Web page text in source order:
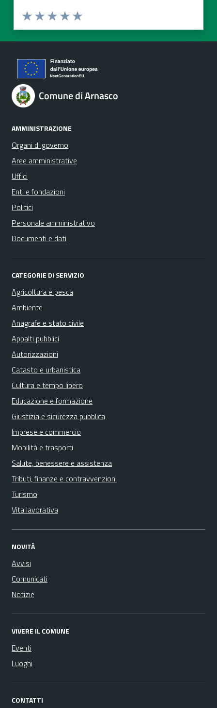
Valuta 5 stelle su 5
Valuta 4 stelle su 5
Valuta 3 stelle su 5
Valuta 2 stelle su 5
Valuta 1 stelle su 5
Comune di Arnasco
AMMINISTRAZIONE
Organi di governo
Aree amministrative
Uffici
Enti e fondazioni
Politici
Personale amministrativo
Documenti e dati
CATEGORIE DI SERVIZIO
Agricoltura e pesca
Ambiente
Anagrafe e stato civile
Appalti pubblici
Autorizzazioni
Catasto e urbanistica
Cultura e tempo libero
Educazione e formazione
Giustizia e sicurezza pubblica
Imprese e commercio
Mobilità e trasporti
Salute, benessere e assistenza
Tributi, finanze e contravvenzioni
Turismo
Vita lavorativa
NOVITÀ
Avvisi
Comunicati
Notizie
VIVERE IL COMUNE
Eventi
Luoghi
CONTATTI